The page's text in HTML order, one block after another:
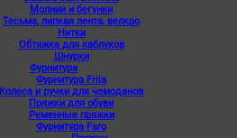
Молнии и бегунки
Тесьма, липкая лента, велкро
Нитки
Обтяжка для каблуков
Шнурки
Фурнитура
Фурнитура Frija
Колеса и ручки для чемоданов
Пряжки для обуви
Ременные пряжки
Фурнитура Faro